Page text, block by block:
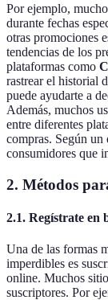
Por ejemplo,
durante fechas
otras promociones
tendencias de los
plataformas como
rastrear el historial
puede ayudarte a
Además, muchos
entre diferentes
compras. Según un
consumidores que
2. Métodos
2.1. Regístrate en
Una de las formas
imperdibles es
online. Muchos
suscriptores. Por